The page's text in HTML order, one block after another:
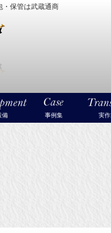
・保管は武蔵通商
備 事例集 実